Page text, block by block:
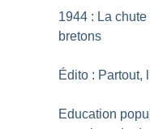
1944 : La
bretons
Édito : Partout,
Education